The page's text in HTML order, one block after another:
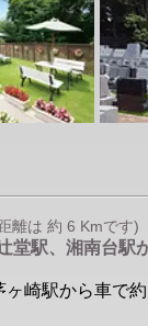
離は 約 6 Kmです)
駅、湘南台
崎駅から車で